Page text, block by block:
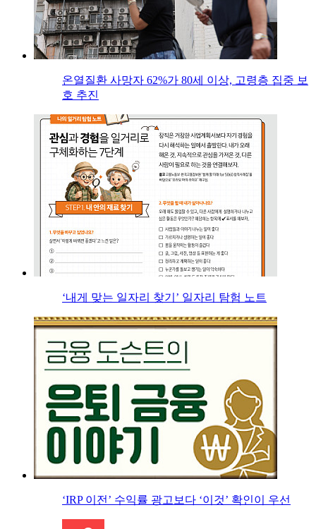
온열질환 사망자 62%가 80세 이상, 고령층 집중 보
호 추진
‘내게 맞는 일자리 찾기’ 일자리 탐험 노트
‘IRP 이전’ 수익률 광고보다 ‘이것’ 확인이 우선